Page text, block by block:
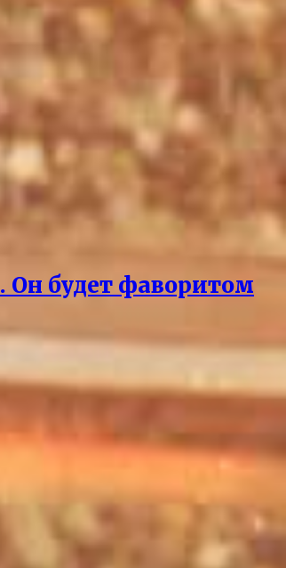
Он будет фаворитом